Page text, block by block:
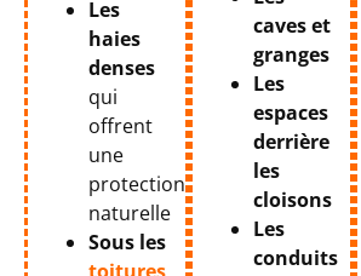
Les
haies
denses
qui
offrent
une
protection
naturelle
Sous les
caves et
granges
Les
espaces
derrière
les
cloisons
Les
conduits